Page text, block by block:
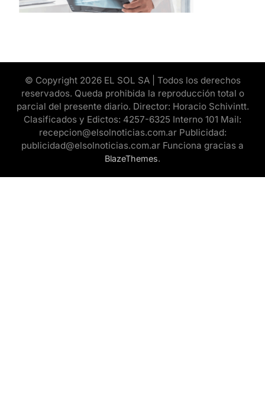
© Copyright 2026 EL SOL SA | Todos los derechos
reservados. Queda prohibida la reproducción total o
parcial del presente diario. Director: Horacio Schivintt.
Clasificados y Edictos: 4257-6325 Interno 101 Mail:
recepcion@elsolnoticias.com.ar Publicidad:
publicidad@elsolnoticias.com.ar Funciona gracias a
BlazeThemes.